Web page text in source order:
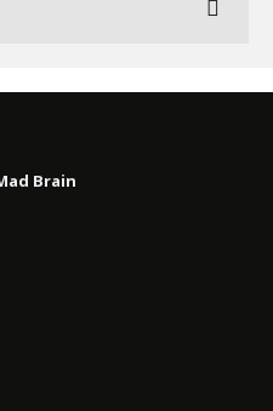
Brain